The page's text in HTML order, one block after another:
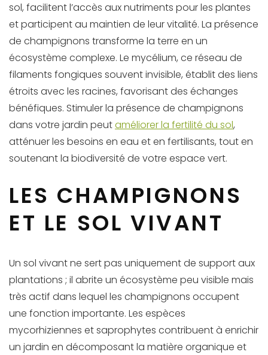
sol, facilitent l’accès aux nutriments pour les plantes
et participent au maintien de leur vitalité. La présence
de champignons transforme la terre en un
écosystème complexe. Le mycélium, ce réseau de
filaments fongiques souvent invisible, établit des liens
étroits avec les racines, favorisant des échanges
bénéfiques. Stimuler la présence de champignons
dans votre jardin peutaméliorer la fertilité du sol,
atténuer les besoins en eau et en fertilisants, tout en
soutenant la biodiversité de votre espace vert.
LES CHAMPIGNONS
ET LE SOL VIVANT
Un sol vivant ne sert pas uniquement de support aux
plantations ; il abrite un écosystème peu visible mais
très actif dans lequel les champignons occupent
une fonction importante. Les espèces
mycorhiziennes et saprophytes contribuent à enrichir
un jardin en décomposant la matière organique et